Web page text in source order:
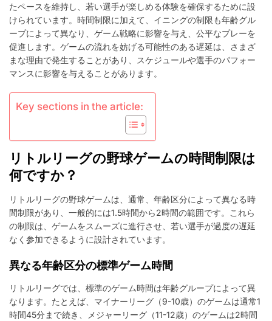
グ
野
球
の
時
間
の
ニ
ン
グ
限、
遅
延
たペースを維持し、若い選手が楽しめる体験を確保するために設
けられています。時間制限に加えて、イニングの制限も年齢グル
ープによって異なり、ゲーム戦略に影響を与え、公平なプレーを
促進します。ゲームの流れを妨げる可能性のある遅延は、さまざ
まな理由で発生することがあり、スケジュールや選手のパフォー
マンスに影響を与えることがあります。
Key sections in the article:
リトルリーグの野球ゲームの時間制限は
何ですか？
リトルリーグの野球ゲームは、通常、年齢区分によって異なる時
間制限があり、一般的には1.5時間から2時間の範囲です。これら
の制限は、ゲームをスムーズに進行させ、若い選手が過度の遅延
なく参加できるように設計されています。
異なる年齢区分の標準ゲーム時間
リトルリーグでは、標準のゲーム時間は年齢グループによって異
なります。たとえば、マイナーリーグ（9-10歳）のゲームは通常1
時間45分まで続き、メジャーリーグ（11-12歳）のゲームは2時間